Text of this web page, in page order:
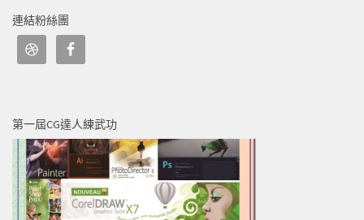
連結粉絲團
第一屆CG達人練武功